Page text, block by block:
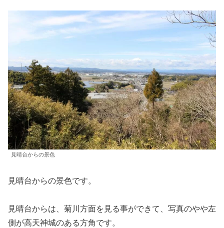
見晴台からの景色
見晴台からの景色です。
見晴台からは、菊川方面を見る事ができて、写真のやや左
側が高天神城のある方角です。